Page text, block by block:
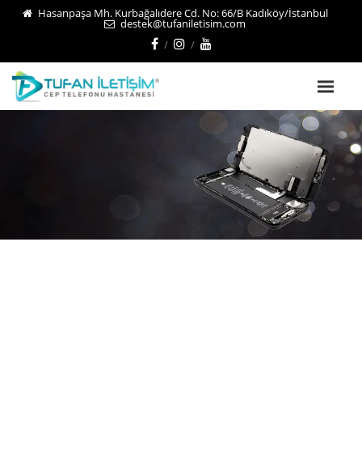
Hasanpaşa Mh. Kurbağalıdere Cd. No: 66/B Kadıköy/İstanbul
destek@tufaniletisim.com